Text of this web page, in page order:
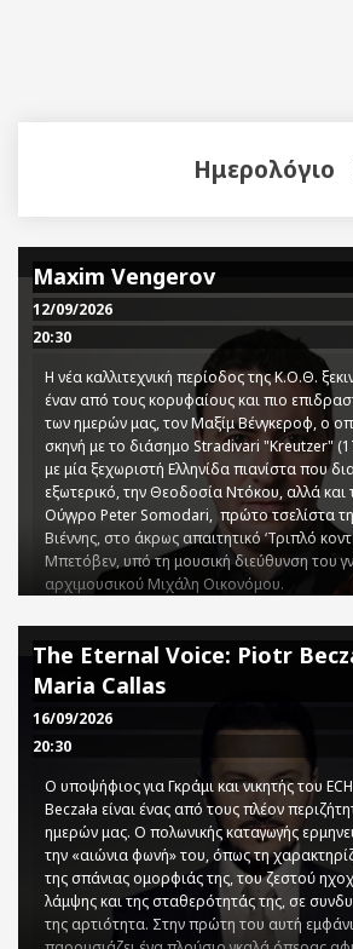
Ημερολόγιο
Maxim Vengerov
12/09/2026
20:30
Η νέα καλλιτεχνική περίοδος της Κ.Ο.Θ.
έναν από τους κορυφαίους και πιο
των ημερών μας, τον Μαξίμ Βένγκεροφ, ο
σκηνή με το διάσημο Stradivari "Kreutzer"
με μία ξεχωριστή Ελληνίδα πιανίστα που
εξωτερικό, την Θεοδοσία Ντόκου, αλλά
Ούγγρο Peter Somodari, πρώτο τσελίστα
Βιέννης, στο άκρως απαιτητικό ‘Τριπλό
Μπετόβεν, υπό τη μουσική διεύθυνση του
αρχιμουσικού Μιχάλη Οικονόμου.
στους κορυφαίους εν ζωή βιολιστές των
άψογη τεχνική του και τον βαθύ του ήχο
κυριολεκτικά τον ακροατή, ενώ απολαμβάνει
αναγνώριση και ως μαέστρος και
συνεργάτης ο ίδιος για 17 ολόκληρα χρόνια
Μίστισλαβ Ροστροπόβιτς ακολουθεί πιστά
συμβουλή του μέντορά του κατά την πρώτη
«όταν ερμηνεύεις ένα μουσικό έργο, το πιο
σκέφτεσαι καθώς το παίζεις».
Το πρόγραμμα ολοκληρώνει ένα από τα
συμφωνικά έργα του 20 ουαιώνα, η
του Σοστακόβιτς, ένα σπάνιας ομορφιάς
τεράστιο συναισθηματικό εύρος, που
ως το τέλος.
The Eternal Voice: Piotr
Maria Callas
16/09/2026
20:30
O υποψήφιος για Γκράμι και νικητής του
Beczała είναι ένας από τους πλέον
ημερών μας. Ο πολωνικής καταγωγής
την «αιώνια φωνή» του, όπως τη
της σπάνιας ομορφιάς της, του ζεστού
λάμψης και της σταθερότητάς της, σε
της αρτιότητα. Στην πρώτη του αυτή